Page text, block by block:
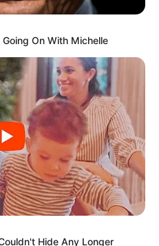
On With Michelle
Hide Any Longer